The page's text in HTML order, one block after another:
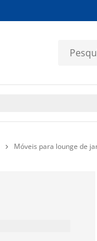
 Móveis para lounge de